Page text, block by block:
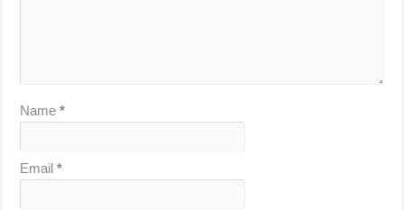
Name*
Email*